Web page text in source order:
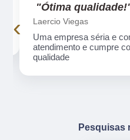
"Ótima
Laercio Viegas
Uma empresa séria e
atendimento e cumpre
qualidade
‹
Pesquisas